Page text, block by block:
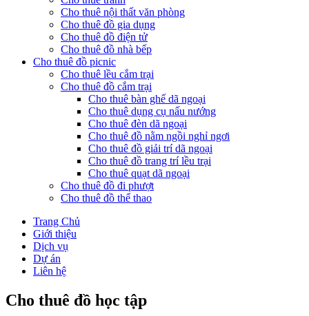
Cho thuê nội thất văn phòng
Cho thuê đồ gia dụng
Cho thuê đồ điện tử
Cho thuê đồ nhà bếp
Cho thuê đồ picnic
Cho thuê lều cắm trại
Cho thuê đồ cắm trại
Cho thuê bàn ghế dã ngoại
Cho thuê dụng cụ nấu nướng
Cho thuê đèn dã ngoại
Cho thuê đồ nằm ngồi nghỉ ngơi
Cho thuê đồ giải trí dã ngoại
Cho thuê đồ trang trí lều trại
Cho thuê quạt dã ngoại
Cho thuê đồ đi phượt
Cho thuê đồ thể thao
Trang Chủ
Giới thiệu
Dịch vụ
Dự án
Liên hệ
Cho thuê đồ học tập